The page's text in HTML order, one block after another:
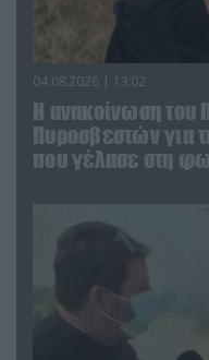
04.08.2026 | 13:02
Η ανακοίνωση του
Πυροσβεστών για
που γέλασε στη